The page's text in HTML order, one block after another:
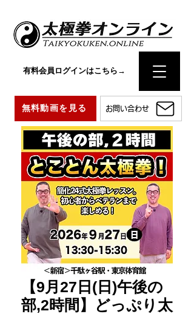
お問い合わせ
無料動画を見る
有料会員ログインはこちら→
【9月27日(日)午後の
部,2時間】どっぷり太